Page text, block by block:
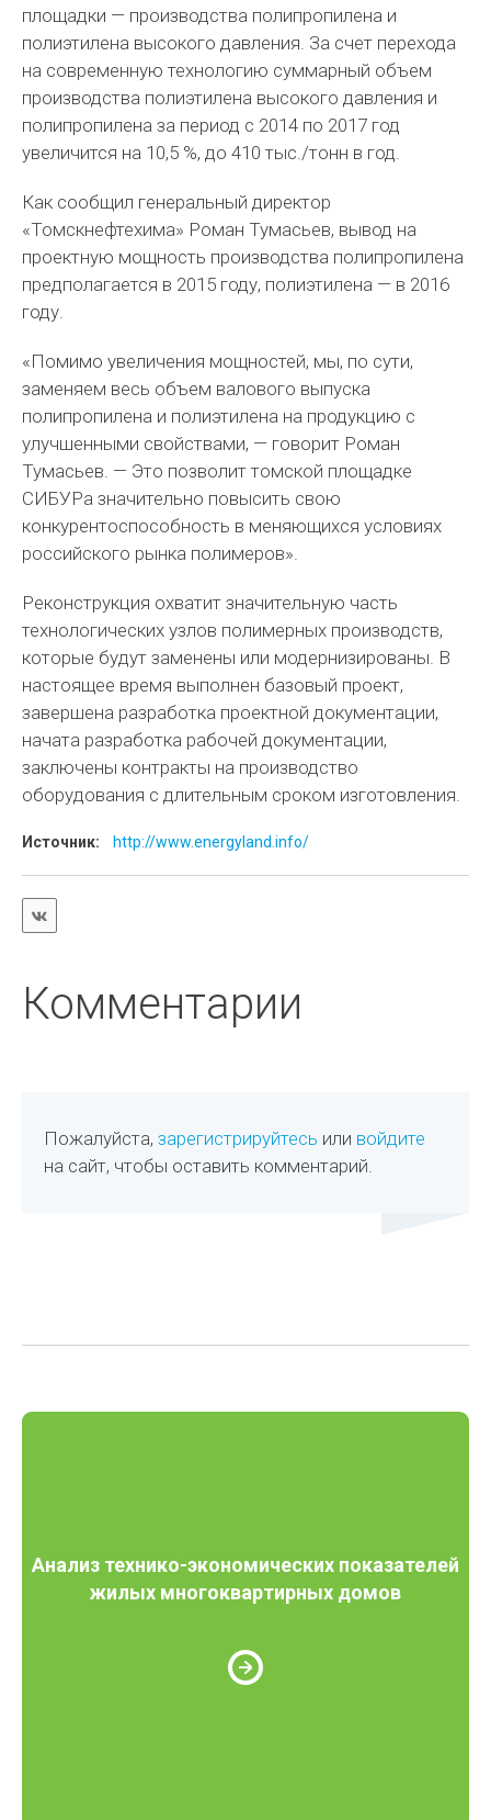
площадки — производства полипропилена и
полиэтилена высокого давления. За счет перехода
на современную технологию суммарный объем
производства полиэтилена высокого давления и
полипропилена за период с 2014 по 2017 год
увеличится на 10,5 %, до 410 тыс./тонн в год.
Как сообщил генеральный директор
«Томскнефтехима» Роман Тумасьев, вывод на
проектную мощность производства полипропилена
предполагается в 2015 году, полиэтилена — в 2016
году.
«Помимо увеличения мощностей, мы, по сути,
заменяем весь объем валового выпуска
полипропилена и полиэтилена на продукцию с
улучшенными свойствами, — говорит Роман
Тумасьев. — Это позволит томской площадке
СИБУРа значительно повысить свою
конкурентоспособность в меняющихся условиях
российского рынка полимеров».
Реконструкция охватит значительную часть
технологических узлов полимерных производств,
которые будут заменены или модернизированы. В
настоящее время выполнен базовый проект,
завершена разработка проектной документации,
начата разработка рабочей документации,
заключены контракты на производство
оборудования с длительным сроком изготовления.
Источник: http://www.energyland.info/
Комментарии
Пожалуйста,зарегистрируйтесь или войдите
на сайт, чтобы оставить комментарий.
Анализ технико-экономических показателей
жилых многоквартирных домов